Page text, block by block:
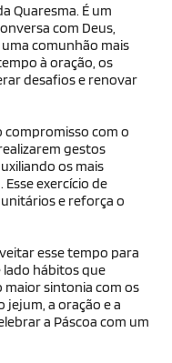
Quaresma. É um
com Deus,
comunhão mais
à oração, os
desafios e renovar
compromisso com o
gestos
os mais
exercício de
e reforça o
esse tempo para
hábitos que
sintonia com os
jejum, a oração e a
a Páscoa com um